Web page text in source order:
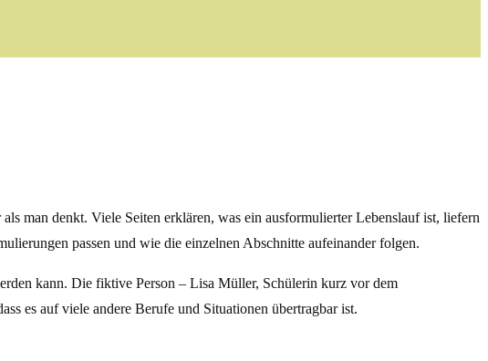
man denkt. Viele Seiten erklären, was ein ausformulierter Lebenslauf ist, liefern
passen und wie die einzelnen Abschnitte aufeinander folgen.
kann. Die fiktive Person – Lisa Müller, Schülerin kurz vor dem
es auf viele andere Berufe und Situationen übertragbar ist.